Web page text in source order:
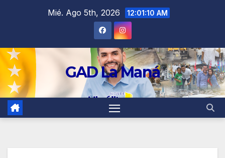
Mié. Ago 5th, 2026 12:01:11 AM
GAD La Maná